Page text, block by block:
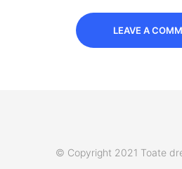
LEAVE A
© Copyright 2021 Toate